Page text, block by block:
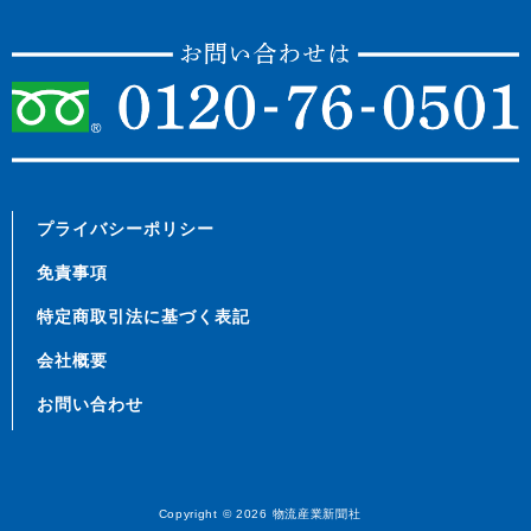
プライバシーポリシー
免責事項
特定商取引法に基づく表記
会社概要
お問い合わせ
Copyright © 2026 物流産業新聞社